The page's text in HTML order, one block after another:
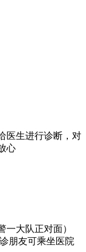
医生进行诊断，对
心
一大队正对面）
朋友可乘坐医院